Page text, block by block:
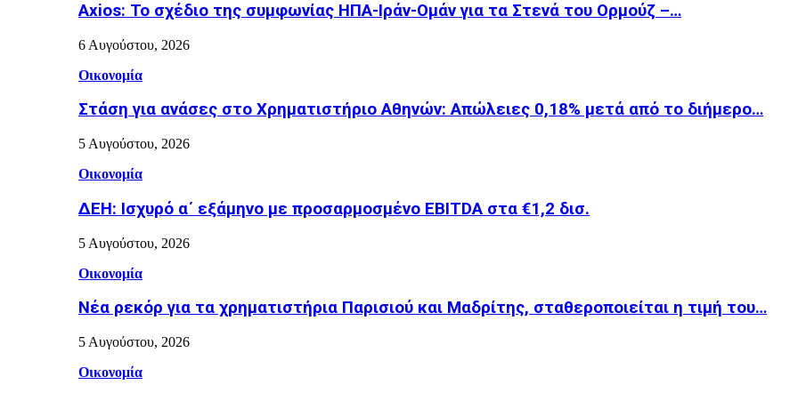
Axios: Το σχέδιο της συμφωνίας ΗΠΑ-Ιράν-Ομάν για τα Στενά του Ορμούζ –…
6 Αυγούστου, 2026
Οικονομία
Στάση για ανάσες στο Χρηματιστήριο Αθηνών: Απώλειες 0,18% μετά από το διήμερο…
5 Αυγούστου, 2026
Οικονομία
ΔΕΗ: Ισχυρό α΄ εξάμηνο με προσαρμοσμένο EBITDA στα €1,2 δισ.
5 Αυγούστου, 2026
Οικονομία
Νέα ρεκόρ για τα χρηματιστήρια Παρισιού και Μαδρίτης, σταθεροποιείται η τιμή του…
5 Αυγούστου, 2026
Οικονομία